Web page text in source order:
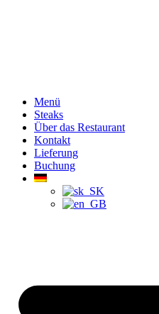
Menü
Steaks
Über das Restaurant
Kontakt
Lieferung
Buchung